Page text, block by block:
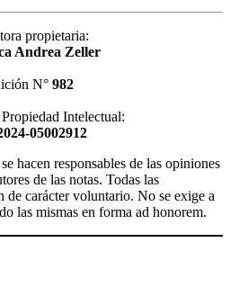
propietaria:
Andrea Zeller
N°982
Intelectual:
05002912
hacen responsables de las opiniones
de las notas. Todas las
de carácter voluntario. No se exige a
las mismas en forma ad honorem.